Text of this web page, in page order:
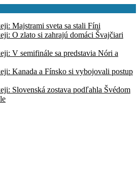
Majstrami sveta sa stali Fíni
O zlato si zahrajú domáci Švajčiari
V semifinále sa predstavia Nóri a
Kanada a Fínsko si vybojovali postup
Slovenská zostava podľahla Švédom